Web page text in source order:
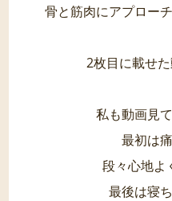
骨と筋肉にアプロー
2枚目に載せ
私も動画見
最初は
段々心地よ
最後は寝